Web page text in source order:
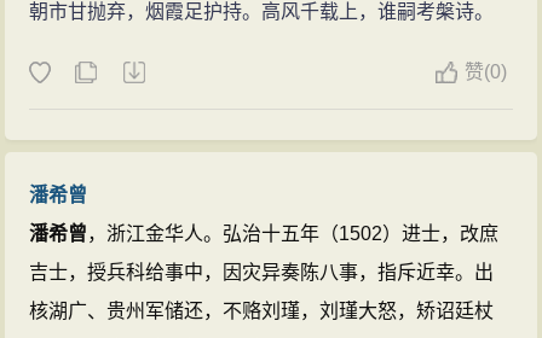
朝市甘抛弃，烟霞足护持。高风千载上，谁嗣考槃诗。
赞(0)
潘希曾
潘希曾，浙江金华人。弘治十五年（1502）进士，改庶
吉士，授兵科给事中，因灾异奏陈八事，指斥近幸。出
核湖广、贵州军储还，不赂刘瑾，刘瑾大怒，矫诏廷杖